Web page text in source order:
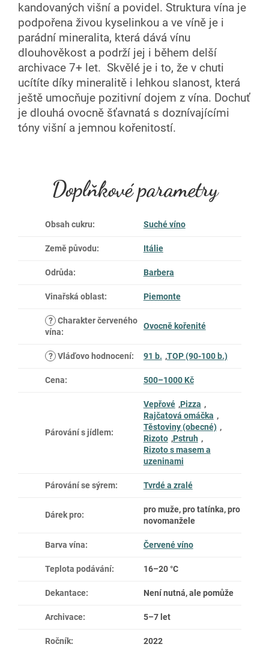
kandovaných višní a povidel. Struktura vína je
podpořena živou kyselinkou a ve víně je i
parádní mineralita, která dává vínu
dlouhověkost a podrží jej i během delší
archivace 7+ let. Skvělé je i to, že v chuti
ucítíte díky mineralitě i lehkou slanost, která
ještě umocňuje pozitivní dojem z vína. Dochuť
je d louhá ovocně šťavnatá s doznívajícími
tóny višní a jemnou kořenitostí.
Doplňkové parametry
Obsah cukru: Suché víno
Země původu: Itálie
Odrůda: Barbera
Vinařská oblast: Piemonte
? Charakter červeného
vína:
Ovocně kořenité
? Vláďovo hodnocení: 91 b. ,TOP (90-100 b.)
Cena: 500–1000 Kč
Párování s jídlem:
Vepřové ,Pizza ,
Rajčatová omáčka ,
Těstoviny (obecné) ,
Rizoto ,Pstruh ,
Rizoto s masem a
uzeninami
Párování se sýrem: Tvrdé a zralé
Dárek pro:
pro muže, pro tatínka, pro
novomanžele
Barva vína: Červené víno
Teplota podávání: 16–20 °C
Dekantace: Není nutná, ale pomůže
Archivace: 5–7 let
Ročník: 2022